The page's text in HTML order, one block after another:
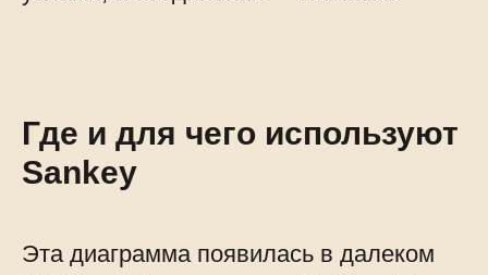
Где и для чего используют
Sankey
Эта диаграмма появилась в далеком